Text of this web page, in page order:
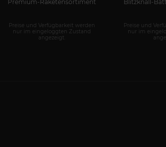
Premium-Raketensortiment
Preise und Verfügbarkeit werden
nur im eingeloggten Zustand
angezeigt.
Blitzknall-
Preise und
nur im